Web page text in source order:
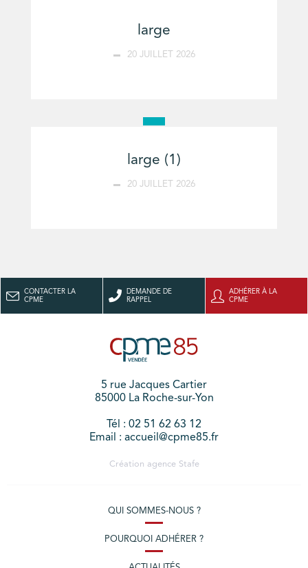
large
20 JUILLET 2026
large (1)
20 JUILLET 2026
CONTACTER LA
CPME
DEMANDE DE
RAPPEL
ADHÉRER À LA
CPME
5 rue Jacques Cartier
85000 La Roche-sur-Yon
Tél : 02 51 62 63 12
Email : accueil@cpme85.fr
Création agence Stafe
QUI SOMMES-NOUS ?
POURQUOI ADHÉRER ?